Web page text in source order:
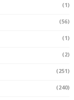
(1)
(56)
(1)
(2)
(251)
(240)